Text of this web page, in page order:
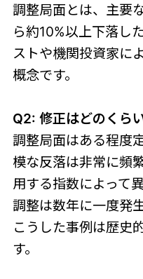
調整局面とは、主要
ら約10%以上下落し
ストや機関投資家に
概念です。
Q2: 修正はどのくら
調整局面はある程度
模な反落は非常に頻
用する指数によって
調整は数年に一度発
こうした事例は歴史
す。